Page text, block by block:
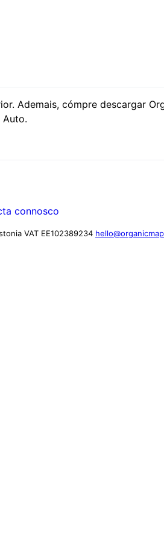
Ademais, cómpre descargar
connosco
VAT EE102389234